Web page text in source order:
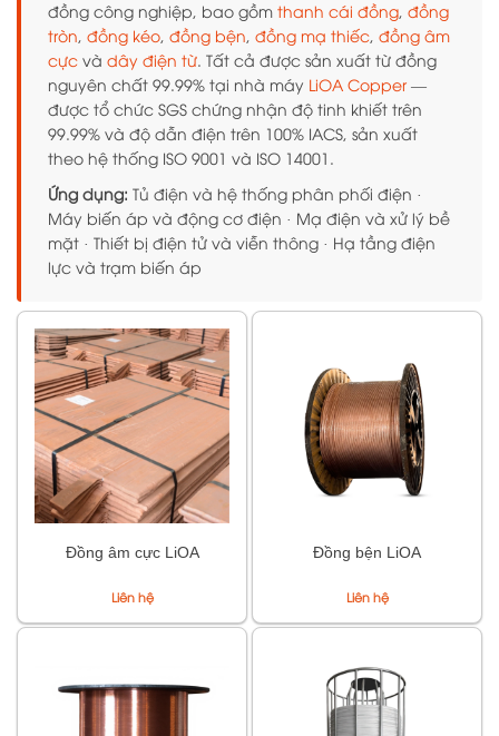
đồng công nghiệp, bao gồm thanh cái đồng, đồng
tròn, đồng kéo, đồng bện, đồng mạ thiếc, đồng âm
cực và dây điện từ. Tất cả được sản xuất từ đồng
nguyên chất 99.99% tại nhà máy LiOA Copper —
được tổ chức SGS chứng nhận độ tinh khiết trên
99.99% và độ dẫn điện trên 100% IACS, sản xuất
theo hệ thống ISO 9001 và ISO 14001.
Ứng dụng: Tủ điện và hệ thống phân phối điện ·
Máy biến áp và động cơ điện · Mạ điện và xử lý bề
mặt · Thiết bị điện tử và viễn thông · Hạ tầng điện
lực và trạm biến áp
Đồng âm cực LiOA
Liên hệ
Đồng bện LiOA
Liên hệ